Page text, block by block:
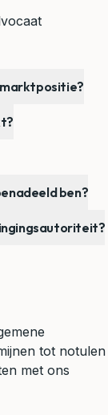
ben?
tot notulen
met ons